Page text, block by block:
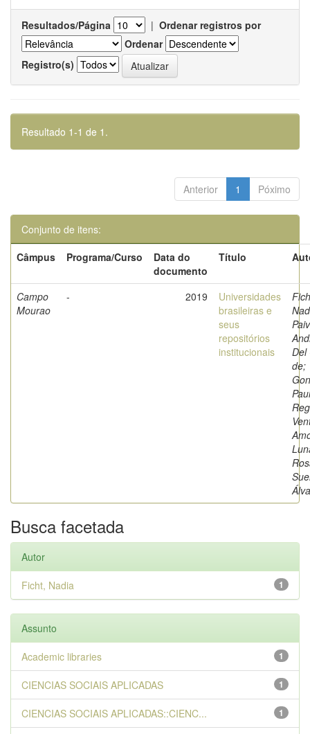
Resultados/Página | Ordenar registros por
Ordenar
Registro(s)
Resultado 1-1 de 1.
Anterior 1 Póximo
Conjunto de itens:
Câmpus
Programa/Curso
Data do
documento
Título
Campo
Mourao
- 2019
Universidades
brasileiras e
seus
repositórios
institucionais
Del
de;
Busca facetada
Autor
1
Ficht, Nadia
Assunto
1
Academic libraries
1
CIENCIAS SOCIAIS APLICADAS
1
CIENCIAS SOCIAIS APLICADAS::CIENC...